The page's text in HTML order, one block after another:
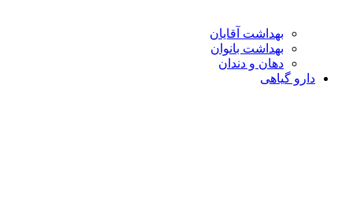
بهداشت آقایان
بهداشت بانوان
دهان و دندان
دارو گیاهی